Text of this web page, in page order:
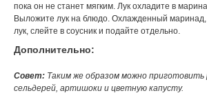
пока он не станет мягким. Лук охладите в
Выложите лук на блюдо. Охлажденный маринад,
лук, слейте в соусник и подайте отдельно.
Дополнительно:
Совет: Таким же образом можно приготовить
сельдерей, артишоки и цветную капусту.